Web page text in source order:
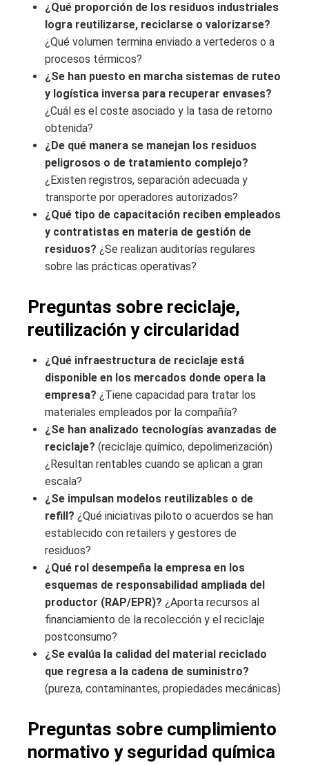
¿Qué proporción de los residuos industriales
logra reutilizarse, reciclarse o valorizarse?
¿Qué volumen termina enviado a vertederos o a
procesos térmicos?
¿Se han puesto en marcha sistemas de ruteo
y logística inversa para recuperar envases?
¿Cuál es el coste asociado y la tasa de retorno
obtenida?
¿De qué manera se manejan los residuos
peligrosos o de tratamiento complejo?
¿Existen registros, separación adecuada y
transporte por operadores autorizados?
¿Qué tipo de capacitación reciben empleados
y contratistas en materia de gestión de
residuos? ¿Se realizan auditorías regulares
sobre las prácticas operativas?
Preguntas sobre reciclaje,
reutilización y circularidad
¿Qué infraestructura de reciclaje está
disponible en los mercados donde opera la
empresa? ¿Tiene capacidad para tratar los
materiales empleados por la compañía?
¿Se han analizado tecnologías avanzadas de
reciclaje? (reciclaje químico, depolimerización)
¿Resultan rentables cuando se aplican a gran
escala?
¿Se impulsan modelos reutilizables o de
refill? ¿Qué iniciativas piloto o acuerdos se han
establecido con retailers y gestores de
residuos?
¿Qué rol desempeña la empresa en los
esquemas de responsabilidad ampliada del
productor (RAP/EPR)? ¿Aporta recursos al
financiamiento de la recolección y el reciclaje
postconsumo?
¿Se evalúa la calidad del material reciclado
que regresa a la cadena de suministro?
(pureza, contaminantes, propiedades mecánicas)
Preguntas sobre cumplimiento
normativo y seguridad química